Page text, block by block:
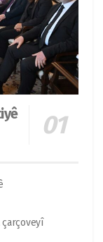
çarçoveyî